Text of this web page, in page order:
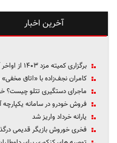
آخرین اخبار
برگزاری کمیته مزد ۱۴۰۳ از اواخر آذر ماه/ ترمیم مزد ۱۴۰۲ منتفی است
کامران نجف‌زاده با «اتاق
ماجرای دستگیری تتلو چیست؟
فروش خودرو در سامانه یکپارچه
یارانه خرداد واریز شد
فخری خوروش بازیگر قدیمی